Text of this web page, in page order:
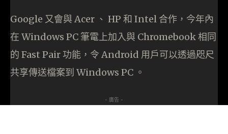
Google 又會與 Acer 、 HP 和 Intel 合作，今年內
在 Windows PC 筆電上加入與 Chromebook 相同
的 Fast Pair 功能，令 Android 用戶可以透過咫尺
共享傳送檔案到 Windows PC 。
- 廣告 -